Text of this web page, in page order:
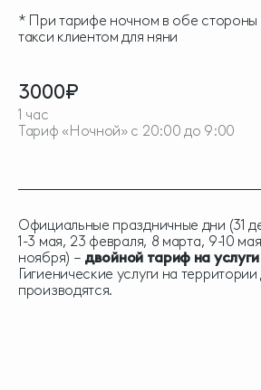
* При тарифе ночном в обе стороны
такси клиентом для няни
3000₽
1 час
Тариф «Ночной» с 20:00 до 9:00
Официальные праздничные дни (31
1-3 мая, 23 февраля, 8 марта, 9-10
ноября) – двойной тариф на услуги
Гигиенические услуги на
производятся.